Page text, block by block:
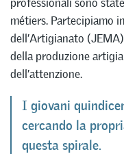
métiers. Partecipiamo
dell’Artigianato
della produzione
dell’attenzione.
I giovani
cercando la
questa spirale.